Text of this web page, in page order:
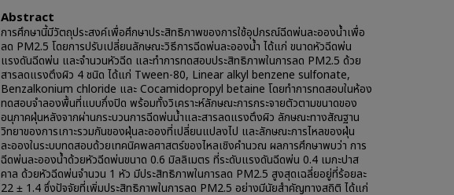
Abstract
การศึกษานี้มีวัตถุประสงค์เพื่อศึกษาประสิทธิภาพของการใช้อุปกรณ์ฉีดพ่นละอองน้ำเพื่อ
ลด PM2.5 โดยการปรับเปลี่ยนลักษณะวิธีการฉีดพ่นละอองน้ำ ได้แก่ ขนาดหัวฉีดพ่น
แรงดันฉีดพ่น และจำนวนหัวฉีด และทำการทดสอบประสิทธิภาพในการลด PM2.5 ด้วย
สารลดแรงตึงผิว 4 ชนิด ได้แก่ Tween-80, Linear alkyl benzene sulfonate,
Benzalkonium chloride และ Cocamidopropyl betaine โดยทำการทดสอบในห้อง
ทดสอบจำลองพื้นที่แบบกึ่งปิด พร้อมทั้งวิเคราะห์ลักษณะการกระจายตัวตามขนาดของ
อนุภาคฝุ่นหลังจากผ่านกระบวนการฉีดพ่นน้ำและสารลดแรงตึงผิว ลักษณะทางสัณฐาน
วิทยาของการเกาะรวมกันของฝุ่นละอองที่เปลี่ยนแปลงไป และลักษณะการไหลของฝุ่น
ละอองในระบบทดสอบด้วยเทคนิคพลศาสตร์ของไหลเชิงคำนวณ ผลการศึกษาพบว่า การ
ฉีดพ่นละอองน้ำด้วยหัวฉีดพ่นขนาด 0.6 มิลลิเมตร ที่ระดับแรงดันฉีดพ่น 0.4 เมกะปาส
คาล ด้วยหัวฉีดพ่นจำนวน 1 หัว มีประสิทธิภาพในการลด PM2.5 สูงสุดเฉลี่ยอยู่ที่ร้อยละ
22 ± 1.4 ซึ่งปัจจัยที่เพิ่มประสิทธิภาพในการลด PM2.5 อย่างมีนัยสำคัญทางสถิติ ได้แก่